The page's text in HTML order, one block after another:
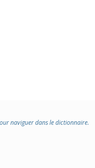
naviguer dans le dictionnaire.